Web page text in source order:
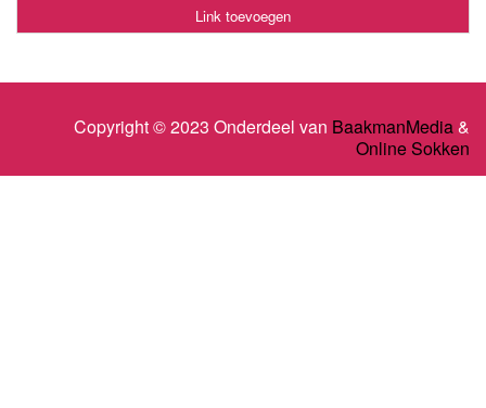
Link toevoegen
Copyright © 2023 Onderdeel van BaakmanMedia&
Online Sokken